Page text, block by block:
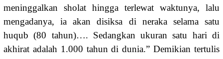
meninggalkan sholat hingga terlewat waktunya, lalu
mengadanya, ia akan disiksa di neraka selama satu
huqub (80 tahun)…. Sedangkan ukuran satu hari di
akhirat adalah 1.000 tahun di dunia.” Demikian tertulis